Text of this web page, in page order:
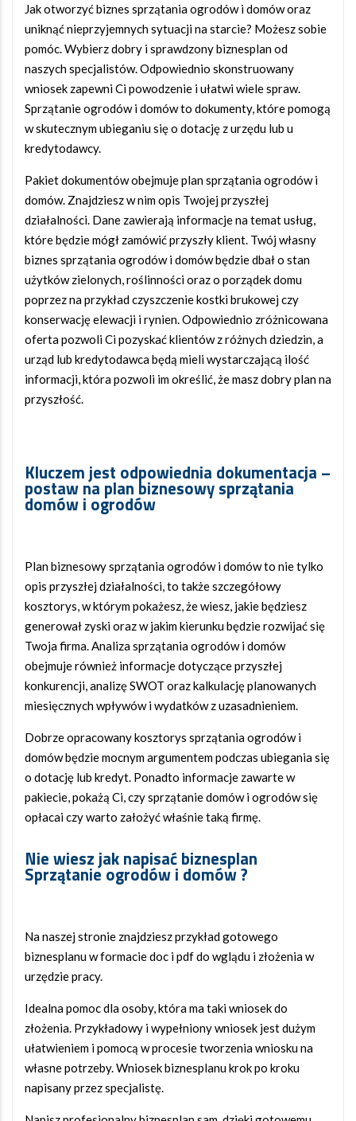
Jak otworzyć biznes sprzątania ogrodów i domów oraz
uniknąć nieprzyjemnych sytuacji na starcie? Możesz sobie
pomóc. Wybierz dobry i sprawdzony biznesplan od
naszych specjalistów. Odpowiednio skonstruowany
wniosek zapewni Ci powodzenie i ułatwi wiele spraw.
Sprzątanie ogrodów i domów to dokumenty, które pomogą
w skutecznym ubieganiu się o dotację z urzędu lub u
kredytodawcy.
Pakiet dokumentów obejmuje plan sprzątania ogrodów i
domów. Znajdziesz w nim opis Twojej przyszłej
działalności. Dane zawierają informacje na temat usług,
które będzie mógł zamówić przyszły klient. Twój własny
biznes sprzątania ogrodów i domów będzie dbał o stan
użytków zielonych, roślinności oraz o porządek domu
poprzez na przykład czyszczenie kostki brukowej czy
konserwację elewacji i rynien. Odpowiednio zróżnicowana
oferta pozwoli Ci pozyskać klientów z różnych dziedzin, a
urząd lub kredytodawca będą mieli wystarczającą ilość
informacji, która pozwoli im określić, że masz dobry plan na
przyszłość.
Kluczem jest odpowiednia dokumentacja –
postaw na plan biznesowy sprzątania
domów i ogrodów
Plan biznesowy sprzątania ogrodów i domów to nie tylko
opis przyszłej działalności, to także szczegółowy
kosztorys, w którym pokażesz, że wiesz, jakie będziesz
generował zyski oraz w jakim kierunku będzie rozwijać się
Twoja firma. Analiza sprzątania ogrodów i domów
obejmuje również informacje dotyczące przyszłej
konkurencji, analizę SWOT oraz kalkulację planowanych
miesięcznych wpływów i wydatków z uzasadnieniem.
Dobrze opracowany kosztorys sprzątania ogrodów i
domów będzie mocnym argumentem podczas ubiegania się
o dotację lub kredyt. Ponadto informacje zawarte w
pakiecie, pokażą Ci, czy sprzątanie domów i ogrodów się
opłacai czy warto założyć właśnie taką firmę.
Nie wiesz jak napisać biznesplan
Sprzątanie ogrodów i domów ?
Na naszej stronie znajdziesz przykład gotowego
biznesplanu w formacie doc i pdf do wglądu i złożenia w
urzędzie pracy.
Idealna pomoc dla osoby, która ma taki wniosek do
złożenia. Przykładowy i wypełniony wniosek jest dużym
ułatwieniem i pomocą w procesie tworzenia wniosku na
własne potrzeby. Wniosek biznesplanu krok po kroku
napisany przez specjalistę.